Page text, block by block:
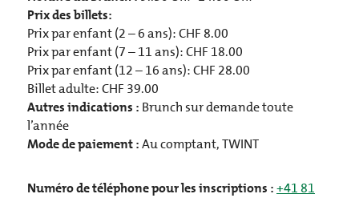
Prix des billets:
Prix par enfant (2 – 6 ans):CHF 8.00
Prix par enfant (7 – 11 ans):CHF 18.00
Prix par enfant (12 – 16 ans):CHF 28.00
Billet adulte:CHF 39.00
Autres indications : Brunch sur demande toute
l’année
Mode de paiement :Au comptant, TWINT
Numéro de téléphone pour les inscriptions :+41 81